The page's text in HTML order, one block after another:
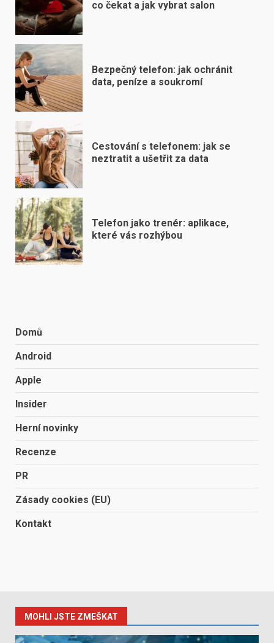
co čekat a jak vybrat salon
Bezpečný telefon: jak ochránit
data, peníze a soukromí
Cestování s telefonem: jak se
neztratit a ušetřit za data
Telefon jako trenér: aplikace,
které vás rozhýbou
Domů
Android
Apple
Insider
Herní novinky
Recenze
PR
Zásady cookies (EU)
Kontakt
MOHLI JSTE ZMEŠKAT